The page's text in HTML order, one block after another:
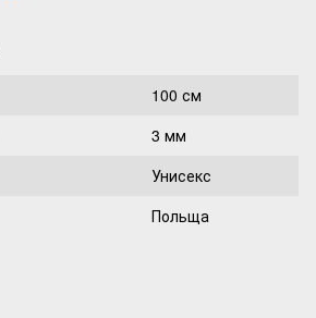
100 см
3 мм
Унисекс
Польща